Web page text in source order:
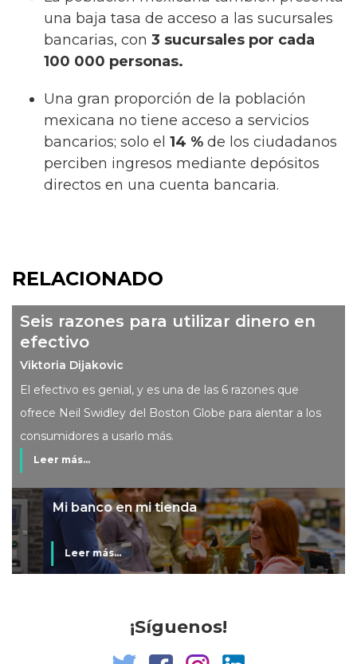
una baja tasa de acceso a las sucursales
bancarias, con 3 sucursales por cada
100 000 personas.
Una gran proporción de la población
mexicana no tiene acceso a servicios
bancarios; solo el 14 % de los ciudadanos
perciben ingresos mediante depósitos
directos en una cuenta bancaria.
RELACIONADO
Seis razones para utilizar dinero en
efectivo
Viktoria Dijakovic
El efectivo es genial, y es una de las 6 razones que
ofrece Neil Swidley del Boston Globe para alentar a los
consumidores a usarlo más.
Leer más...
Mi banco en mi tienda
Leer más...
¡Síguenos!